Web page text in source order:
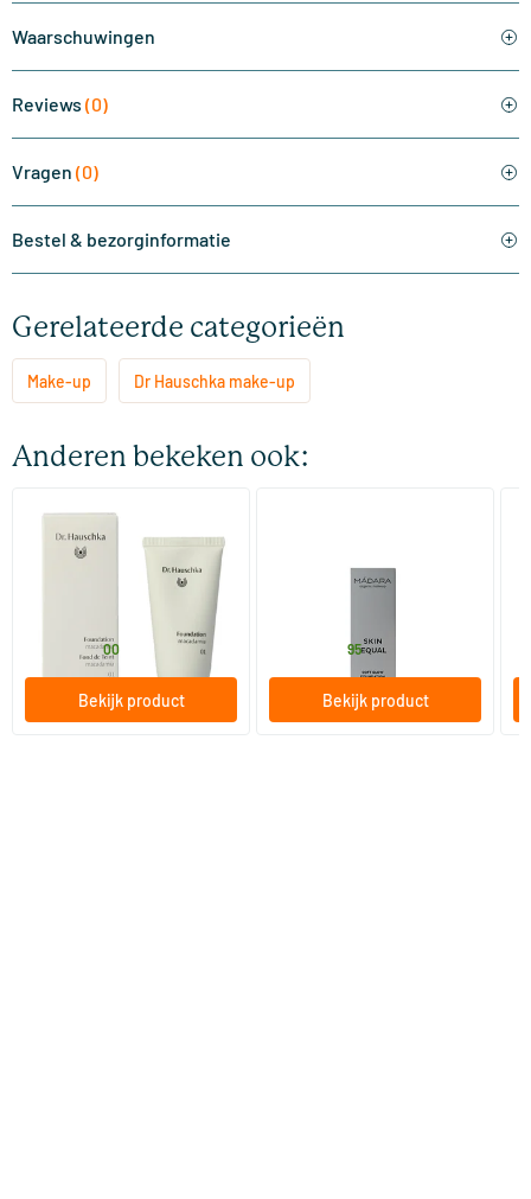
Waarschuwingen
Reviews (0)
Vragen (0)
Bestel & bezorginformatie
Gerelateerde categorieën
Make-up Dr Hauschka make-up
Anderen bekeken ook:
Foundation 01 Macadamia
29.00
Bekijk product
.95
Bekijk product